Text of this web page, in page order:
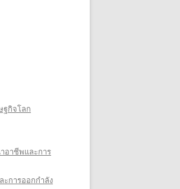
ฐกิจโลก
อาชีพและการ
ะการออกกำลัง